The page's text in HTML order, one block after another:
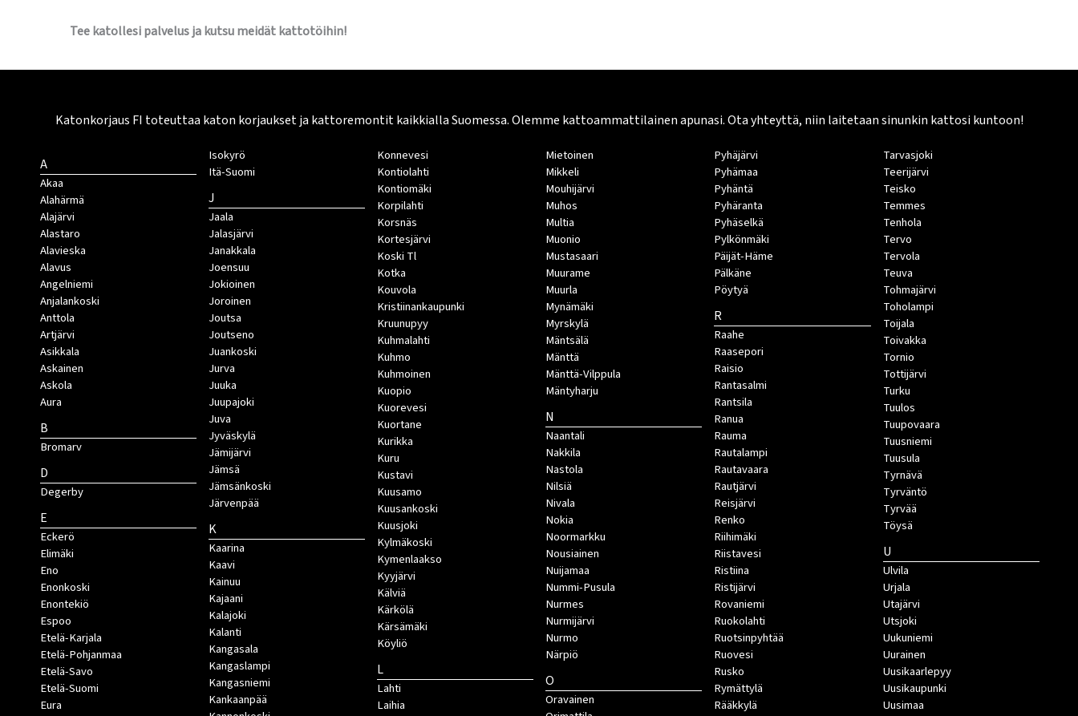
Tee katollesi palvelus ja kutsu meidät kattotöihin!
Katonkorjaus FI toteuttaa katon korjaukset ja kattoremontit kaikkialla Suomessa. Olemme kattoammattilainen apunasi. Ota yhteyttä, niin laitetaan sinunkin kattosi kuntoon!
A
Akaa
Alahärmä
Alajärvi
Alastaro
Alavieska
Alavus
Angelniemi
Anjalankoski
Anttola
Artjärvi
Asikkala
Askainen
Askola
Aura
B
Bromarv
D
Degerby
E
Eckerö
Elimäki
Eno
Enonkoski
Enontekiö
Espoo
Etelä-Karjala
Etelä-Pohjanmaa
Etelä-Savo
Etelä-Suomi
Eura
Isokyrö
Itä-Suomi
J
Jaala
Jalasjärvi
Janakkala
Joensuu
Jokioinen
Joroinen
Joutsa
Joutseno
Juankoski
Jurva
Juuka
Juupajoki
Juva
Jyväskylä
Jämijärvi
Jämsä
Jämsänkoski
Järvenpää
K
Kaarina
Kaavi
Kainuu
Kajaani
Kalajoki
Kalanti
Kangasala
Kangaslampi
Kangasniemi
Kankaanpää
Konnevesi
Kontiolahti
Kontiomäki
Korpilahti
Korsnäs
Kortesjärvi
Koski Tl
Kotka
Kouvola
Kristiinankaupunki
Kruunupyy
Kuhmalahti
Kuhmo
Kuhmoinen
Kuopio
Kuorevesi
Kuortane
Kurikka
Kuru
Kustavi
Kuusamo
Kuusankoski
Kuusjoki
Kylmäkoski
Kymenlaakso
Kyyjärvi
Kälviä
Kärkölä
Kärsämäki
Köyliö
L
Lahti
Laihia
Mietoinen
Mikkeli
Mouhijärvi
Muhos
Multia
Muonio
Mustasaari
Muurame
Muurla
Mynämäki
Myrskylä
Mäntsälä
Mänttä
Mänttä-Vilppula
Mäntyharju
N
Naantali
Nakkila
Nastola
Nilsiä
Nivala
Nokia
Noormarkku
Nousiainen
Nuijamaa
Nummi-Pusula
Nurmes
Nurmijärvi
Nurmo
Närpiö
O
Oravainen
Pyhäjärvi
Pyhämaa
Pyhäntä
Pyhäranta
Pyhäselkä
Pylkönmäki
Päijät-Häme
Pälkäne
Pöytyä
R
Raahe
Raasepori
Raisio
Rantasalmi
Rantsila
Ranua
Rauma
Rautalampi
Rautavaara
Rautjärvi
Reisjärvi
Renko
Riihimäki
Riistavesi
Ristiina
Ristijärvi
Rovaniemi
Ruokolahti
Ruotsinpyhtää
Ruovesi
Rusko
Rymättylä
Rääkkylä
Tarvasjoki
Teerijärvi
Teisko
Temmes
Tenhola
Tervo
Tervola
Teuva
Tohmajärvi
Toholampi
Toijala
Toivakka
Tornio
Tottijärvi
Turku
Tuulos
Tuupovaara
Tuusniemi
Tuusula
Tyrnävä
Tyrväntö
Tyrvää
Töysä
U
Ulvila
Urjala
Utajärvi
Utsjoki
Uukuniemi
Uurainen
Uusikaarlepyy
Uusikaupunki
Uusimaa